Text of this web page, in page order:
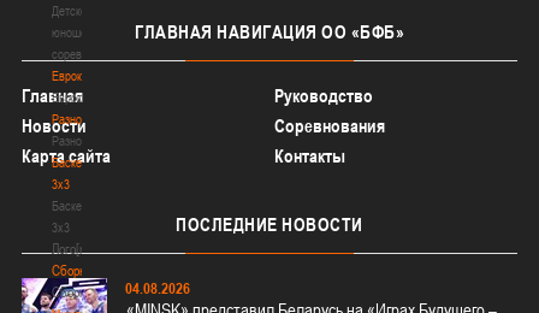
Детско-
юношеские
соревнования
Еврокубки
Еврокубки
Разное
Разное
Баскетбол
3х3
Баскетбол
3х3
Лого[modid=121]
Сборные
Сборные
ГЛАВНАЯ НАВИГАЦИЯ ОО «БФБ»
Главная
Руководство
Новости
Соревнования
Карта сайта
Контакты
ПОСЛЕДНИЕ НОВОСТИ
04.08.2026